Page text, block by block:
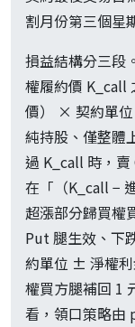
割月份第三個星
損益結構分三段
權履約價 K_call
價） × 契約單
純持股、僅整體
過 K_call 時，
在「（K_call −
超漲部分歸買權
Put 腿生效、下
約單位 ± 淨權利
權買方腿補回 1
看，領口策略